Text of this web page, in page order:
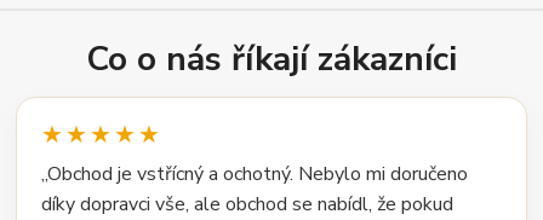
Co o nás říkají zákazníci
★★★★★
„Obchod je vstřícný a ochotný. Nebylo mi doručeno
díky dopravci vše, ale obchod se nabídl, že pokud